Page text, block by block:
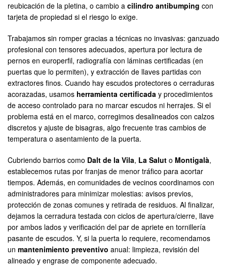
reubicación de la pletina, o cambio a cilindro antibumping con
tarjeta de propiedad si el riesgo lo exige.
Trabajamos sin romper gracias a técnicas no invasivas: ganzuado
profesional con tensores adecuados, apertura por lectura de
pernos en europerfil, radiografía con láminas certificadas (en
puertas que lo permiten), y extracción de llaves partidas con
extractores finos. Cuando hay escudos protectores o cerraduras
acorazadas, usamos herramienta certificada y procedimientos
de acceso controlado para no marcar escudos ni herrajes. Si el
problema está en el marco, corregimos desalineados con calzos
discretos y ajuste de bisagras, algo frecuente tras cambios de
temperatura o asentamiento de la puerta.
Cubriendo barrios como Dalt de la Vila, La Salut o Montigalà,
establecemos rutas por franjas de menor tráfico para acortar
tiempos. Además, en comunidades de vecinos coordinamos con
administradores para minimizar molestias: avisos previos,
protección de zonas comunes y retirada de residuos. Al finalizar,
dejamos la cerradura testada con ciclos de apertura/cierre, llave
por ambos lados y verificación del par de apriete en tornillería
pasante de escudos. Y, si la puerta lo requiere, recomendamos
un mantenimiento preventivo anual: limpieza, revisión del
alineado y engrase de componente adecuado.